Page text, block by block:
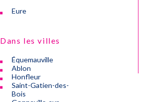
Eure
Dans les villes
Équemauville
Ablon
Honfleur
Saint-Gatien-des-
Bois